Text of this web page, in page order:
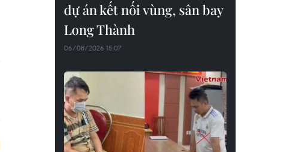
dự án kết nối vùng, sân bay
Long Thành
06/08/2026 15:07